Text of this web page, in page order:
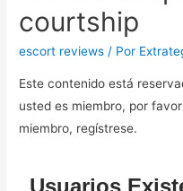
courtship
escort reviews / Por
Este contenido está
usted es miembro, por
miembro, regístrese.
Usuarios